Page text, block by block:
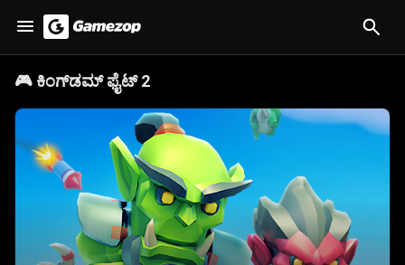
🎮 ಕಿಂಗ್‌ಡಮ್ ಫೈಟ್ 2